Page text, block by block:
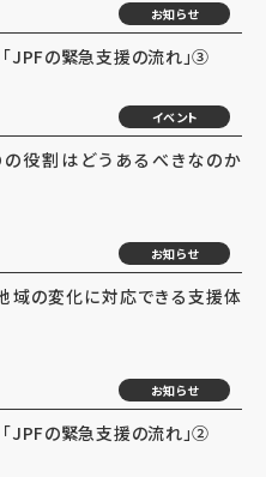
お知らせ
「JPFの緊急支援の流れ」③
イベント
役割はどうあるべきなのか
お知らせ
域の変化に対応できる支援体
お知らせ
「JPFの緊急支援の流れ」②